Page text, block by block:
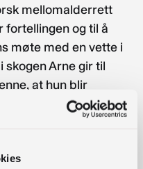
mellomalderrett
fortellingen og til å
møte med en vette i
skogen Arne gir til
at hun blir
Bentein, at hun har
over gården
også brukt til å